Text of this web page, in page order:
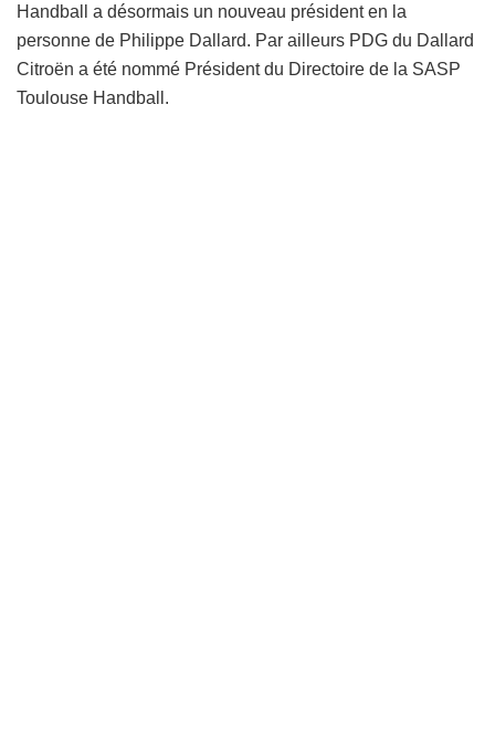
Handball a désormais un nouveau président en la
personne de Philippe Dallard. Par ailleurs PDG du Dallard
Citroën a été nommé Président du Directoire de la SASP
Toulouse Handball.